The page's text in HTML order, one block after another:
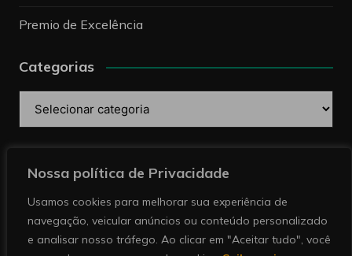
Nossa política de Privacidade
Usamos cookies para melhorar sua experiência de
navegação, veicular anúncios ou conteúdo personalizado
e analisar nosso tráfego. Ao clicar em "Aceitar tudo", você
Premio de Excelência
Categorias